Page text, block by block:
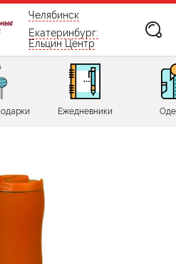
по России
Челябинск
Екатеринбург:
Ельцин Центр
Ежедневники